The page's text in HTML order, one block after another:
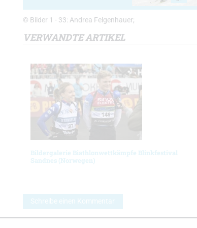
© Bilder 1 - 33: Andrea Felgenhauer;
VERWANDTE ARTIKEL
Bildergalerie Biathlonwettkämpfe Blinkfestival
Sandnes (Norwegen)
Schreibe einen Kommentar